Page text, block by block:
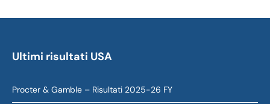
Ultimi risultati USA
Procter & Gamble – Risultati 2025-26 FY